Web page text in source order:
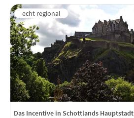
Das Incentive in Schottlands Hauptstadt